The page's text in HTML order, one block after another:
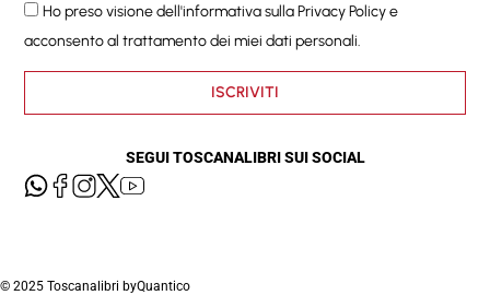
Ho preso visione dell'informativa sullaPrivacy Policye
acconsento al trattamento dei miei dati personali.
ISCRIVITI
SEGUI TOSCANALIBRI SUI SOCIAL
© 2025 Toscanalibri byQuantico